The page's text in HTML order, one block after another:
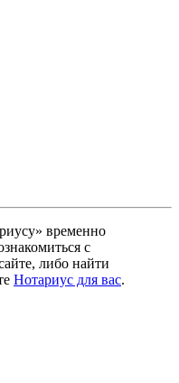
временно
с
либо найти
Нотариус для вас.